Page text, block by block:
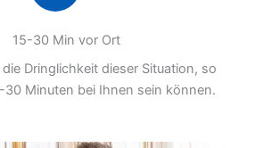
15-30 Min vor Ort
Dringlichkeit dieser Situation, so
30 Minuten bei Ihnen sein können.